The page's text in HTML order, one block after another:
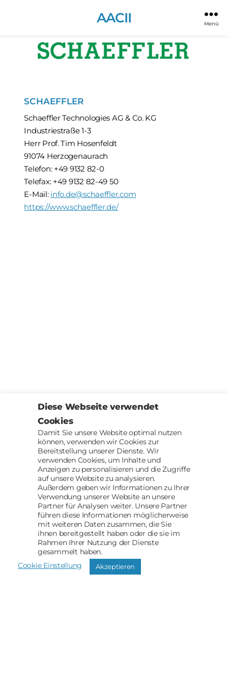
AACII Menü
SCHAEFFLER
Schaeffler Technologies AG & Co. KG
Industriestraße 1-3
Herr Prof. Tim Hosenfeldt
91074 Herzogenaurach
Telefon: +49 9132 82-0
Telefax: +49 9132 82-49 50
E-Mail: info.de@schaeffler.com
https://www.schaeffler.de/
© 2026AACII
Diese Webseite verwendet
Cookies
Damit Sie unsere Website optimal nutzen
können, verwenden wir Cookies zur
Bereitstellung unserer Dienste. Wir
verwenden Cookies, um Inhalte und
Anzeigen zu personalisieren und die Zugriffe
auf unsere Website zu analysieren.
Außerdem geben wir Informationen zu Ihrer
Verwendung unserer Website an unsere
Partner für Analysen weiter. Unsere Partner
führen diese Informationen möglicherweise
mit weiteren Daten zusammen, die Sie
ihnen bereitgestellt haben oder die sie im
Rahmen Ihrer Nutzung der Dienste
gesammelt haben.
Cookie Einstellung
Akzeptieren